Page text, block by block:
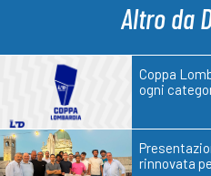
Altro da
Coppa
ogni
rinnovata